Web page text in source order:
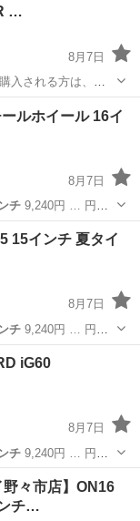
…
8月7日
入される方は、自
ルホイール 16イ
8月7日
チ9,240円 … 円
チ11,880円… ■組
16インチ
15インチ 夏タイ
8月7日
チ9,240円 … 円
チ11,880円… ■組
iG60
8月7日
チ9,240円 … 円
チ11,880円… ■組
ホイール
々市店】ON16
ンチ…